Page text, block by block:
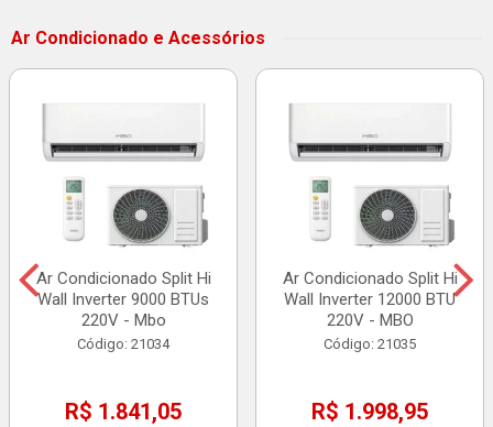
Ar Condicionado e Acessórios
Ar Condicionado Split Hi
Wall Inverter 9000 BTUs
220V - Mbo
Código: 21034
R$ 1.841,05
Ar Condicionado Split Hi
Wall Inverter 12000 BTU
220V - MBO
Código: 21035
R$ 1.998,95